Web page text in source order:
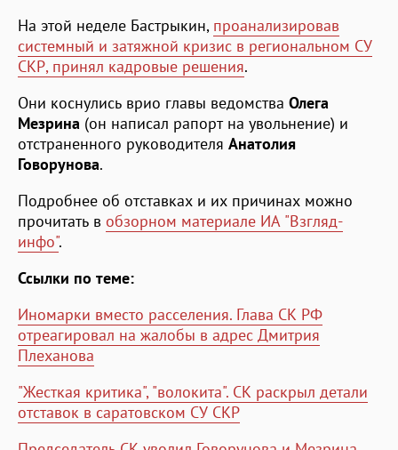
На этой неделе Бастрыкин, проанализировав
системный и затяжной кризис в региональном СУ
СКР, принял кадровые решения.
Они коснулись врио главы ведомства Олега
Мезрина (он написал рапорт на увольнение) и
отстраненного руководителя Анатолия
Говорунова.
Подробнее об отставках и их причинах можно
прочитать в обзорном материале ИА "Взгляд-
инфо".
Ссылки по теме:
Иномарки вместо расселения. Глава СК РФ
отреагировал на жалобы в адрес Дмитрия
Плеханова
"Жесткая критика", "волокита". СК раскрыл детали
отставок в саратовском СУ СКР